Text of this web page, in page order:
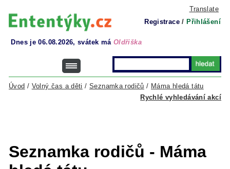
Translate
Registrace / Přihlášení
Dnes je 06.08.2026, svátek má Oldřiška
Rychlé vyhledávání akcí
Úvod / Volný čas a děti /Seznamka rodičů / Máma hledá tátu
Seznamka rodičů - Máma